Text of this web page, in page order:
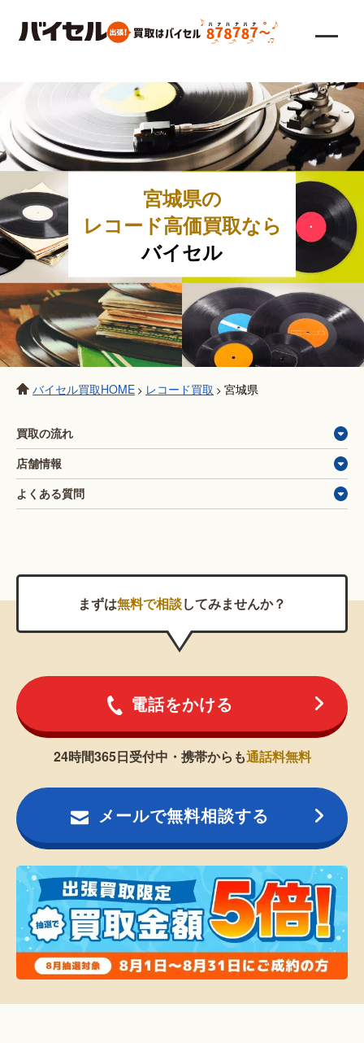
宮城県の
レコード高価買取なら
バイセル
バイセル買取HOME > レコード買取 > 宮城県
買取の流れ
店舗情報
よくある質問
まずは無料で相談してみませんか？
電話をかける
24時間365日受付中・携帯からも通話料無料
メールで無料相談する